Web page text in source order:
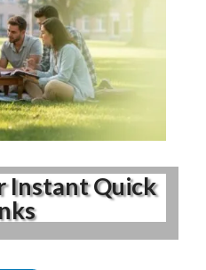
Instant Quick